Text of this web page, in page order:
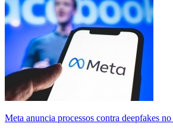
Meta anuncia processos contra deepfakes